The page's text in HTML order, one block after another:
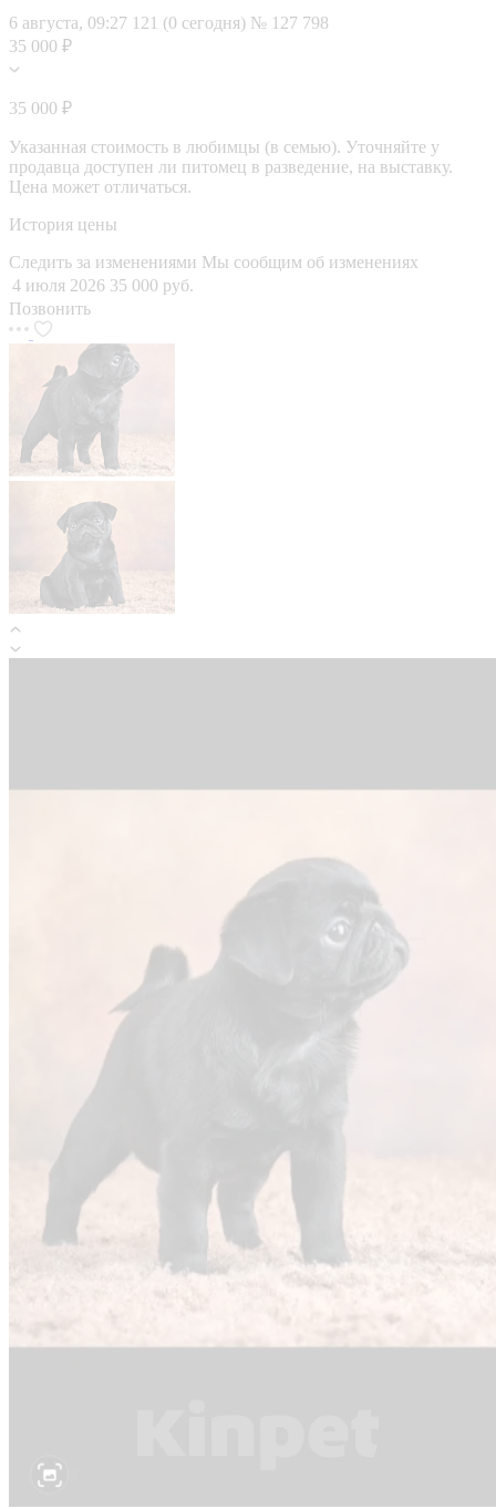
6 августа, 09:27 121 (0 сегодня) № 127 798
35 000 ₽
35 000 ₽
Указанная стоимость в любимцы (в семью). Уточняйте у
продавца доступен ли питомец в разведение, на выставку.
Цена может отличаться.
История цены
Следить за изменениями Мы сообщим об изменениях
4 июля 2026 35 000 руб.
Позвонить